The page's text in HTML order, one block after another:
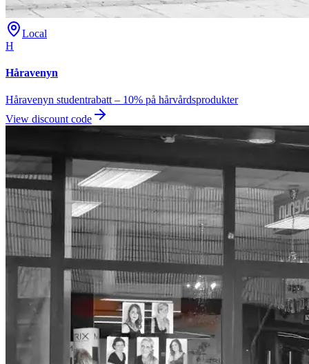
Local
H
Håravenyn
Håravenyn studentrabatt – 10% på hårvårdsprodukter
View discount code